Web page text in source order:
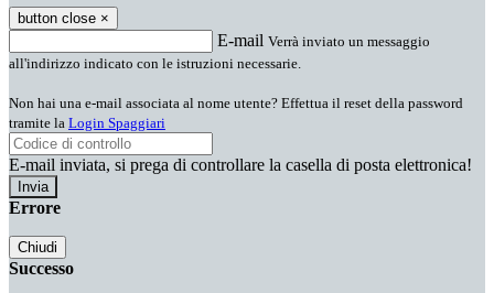
button close ×
E-mail Verrà inviato un messaggio
all'indirizzo indicato con le istruzioni necessarie.
Non hai una e-mail associata al nome utente? Effettua il reset della password
tramite la Login Spaggiari
E-mail inviata, si prega di controllare la casella di posta elettronica!
Errore
Chiudi
Successo